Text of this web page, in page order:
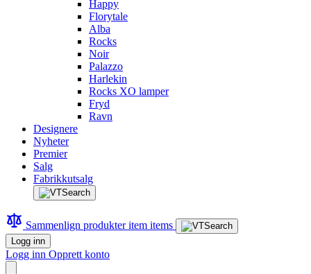
Happy
Florytale
Alba
Rocks
Noir
Palazzo
Harlekin
Rocks XO lamper
Fryd
Ravn
Designere
Nyheter
Premier
Salg
Fabrikkutsalg
Sammenlign produkteritem items
Logg inn
Logg inn Opprett konto